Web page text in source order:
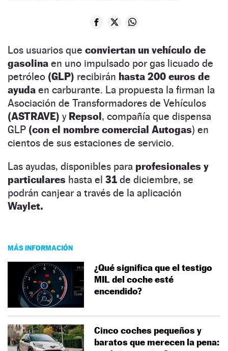
Los usuarios que conviertan un vehículo de
gasolina en uno impulsado por gas licuado de
petróleo (GLP) recibirán hasta 200 euros de
ayuda en carburante. La propuesta la firman la
Asociación de Transformadores de Vehículos
(ASTRAVE) y Repsol, compañía que dispensa
GLP (con el nombre comercial Autogas) en
cientos de sus estaciones de servicio.
Las ayudas, disponibles para profesionales y
particulares hasta el 31 de diciembre, se
podrán canjear a través de la aplicación
Waylet.
MÁS INFORMACIÓN
¿Qué significa que el testigo
MIL del coche esté
encendido?
Cinco coches pequeños y
baratos que merecen la pena: